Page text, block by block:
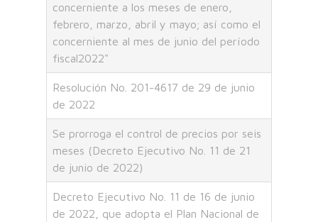
concerniente a los meses de enero,
febrero, marzo, abril y mayo; así como el
concerniente al mes de junio del período
fiscal2022"
Resolución No. 201-4617 de 29 de junio
de 2022
Se prorroga el control de precios por seis
meses (Decreto Ejecutivo No. 11 de 21
de junio de 2022)
Decreto Ejecutivo No. 11 de 16 de junio
de 2022, que adopta el Plan Nacional de